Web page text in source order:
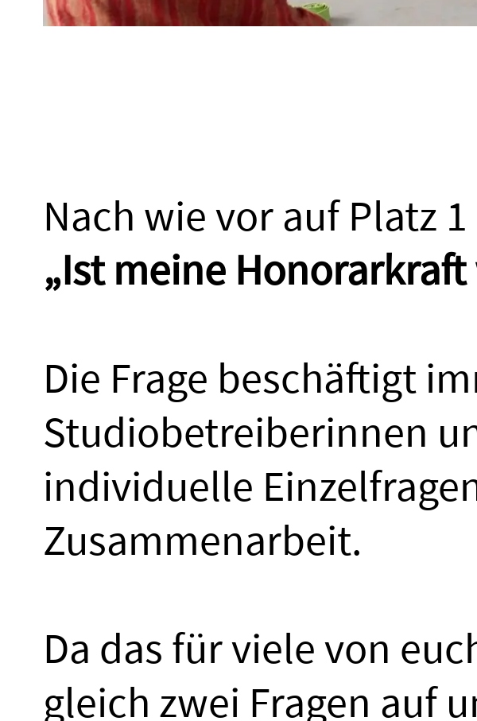
Nach wie vor auf Platz
„Ist meine
Die Frage beschäftigt
Studiobetreiberinnen
individuelle
Zusammenarbeit.
Da das für viele von
gleich zwei Fragen auf